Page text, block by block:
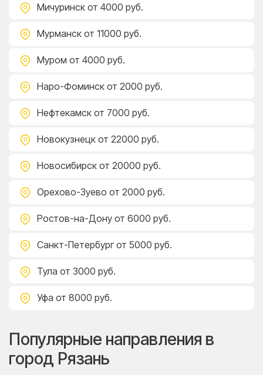
Мичуринск от 4000 руб.
Мурманск от 11000 руб.
Муром от 4000 руб.
Наро-Фоминск от 2000 руб.
Нефтекамск от 7000 руб.
Новокузнецк от 22000 руб.
Новосибирск от 20000 руб.
Орехово-Зуево от 2000 руб.
Ростов-на-Дону от 6000 руб.
Санкт-Петербург от 5000 руб.
Тула от 3000 руб.
Уфа от 8000 руб.
Популярные направления в
город Рязань